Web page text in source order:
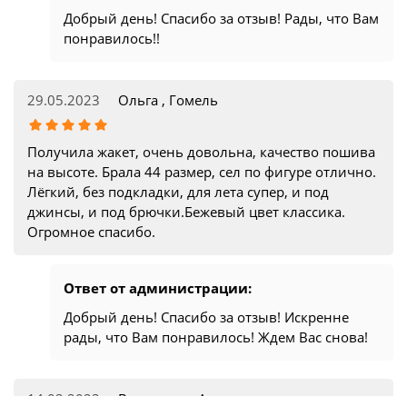
Добрый день! Спасибо за отзыв! Рады, что Вам
понравилось!!
29.05.2023 Ольга , Гомель
Получила жакет, очень довольна, качество пошива
на высоте. Брала 44 размер, сел по фигуре отлично.
Лёгкий, без подкладки, для лета супер, и под
джинсы, и под брючки.Бежевый цвет классика.
Огромное спасибо.
Ответ от администрации:
Добрый день! Спасибо за отзыв! Искренне
рады, что Вам понравилось! Ждем Вас снова!